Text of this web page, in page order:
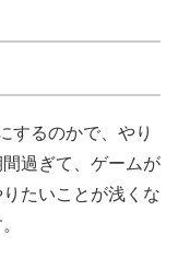
するのかで、やり
過ぎて、ゲームが
たいことが浅くな